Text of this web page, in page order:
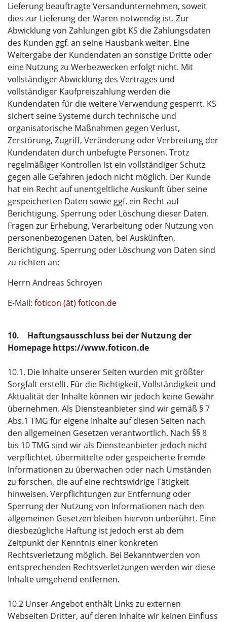
Lieferung beauftragte Versandunternehmen, soweit
dies zur Lieferung der Waren notwendig ist. Zur
Abwicklung von Zahlungen gibt KS die Zahlungsdaten
des Kunden ggf. an seine Hausbank weiter. Eine
Weitergabe der Kundendaten an sonstige Dritte oder
eine Nutzung zu Werbezwecken erfolgt nicht. Mit
vollständiger Abwicklung des Vertrages und
vollständiger Kaufpreiszahlung werden die
Kundendaten für die weitere Verwendung gesperrt. KS
sichert seine Systeme durch technische und
organisatorische Maßnahmen gegen Verlust,
Zerstörung, Zugriff, Veränderung oder Verbreitung der
Kundendaten durch unbefugte Personen. Trotz
regelmäßiger Kontrollen ist ein vollständiger Schutz
gegen alle Gefahren jedoch nicht möglich. Der Kunde
hat ein Recht auf unentgeltliche Auskunft über seine
gespeicherten Daten sowie ggf. ein Recht auf
Berichtigung, Sperrung oder Löschung dieser Daten.
Fragen zur Erhebung, Verarbeitung oder Nutzung von
personenbezogenen Daten, bei Auskünften,
Berichtigung, Sperrung oder Löschung von Daten sind
zu richten an:
Herrn Andreas Schroyen
E-Mail: foticon (ät) foticon.de
10. Haftungsausschluss bei der Nutzung der
Homepage https://www.foticon.de
10.1. Die Inhalte unserer Seiten wurden mit größter
Sorgfalt erstellt. Für die Richtigkeit, Vollständigkeit und
Aktualität der Inhalte können wir jedoch keine Gewähr
übernehmen. Als Diensteanbieter sind wir gemäß § 7
Abs.1 TMG für eigene Inhalte auf diesen Seiten nach
den allgemeinen Gesetzen verantwortlich. Nach §§ 8
bis 10 TMG sind wir als Diensteanbieter jedoch nicht
verpflichtet, übermittelte oder gespeicherte fremde
Informationen zu überwachen oder nach Umständen
zu forschen, die auf eine rechtswidrige Tätigkeit
hinweisen. Verpflichtungen zur Entfernung oder
Sperrung der Nutzung von Informationen nach den
allgemeinen Gesetzen bleiben hiervon unberührt. Eine
diesbezügliche Haftung ist jedoch erst ab dem
Zeitpunkt der Kenntnis einer konkreten
Rechtsverletzung möglich. Bei Bekanntwerden von
entsprechenden Rechtsverletzungen werden wir diese
Inhalte umgehend entfernen.
10.2 Unser Angebot enthält Links zu externen
Webseiten Dritter, auf deren Inhalte wir keinen Einfluss